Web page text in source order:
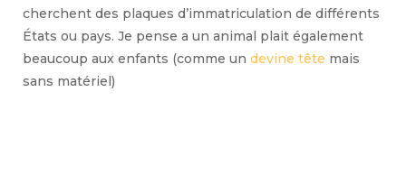
cherchent des plaques d’immatriculation de différents
États ou pays. Je pense a un animal plait également
beaucoup aux enfants (comme un devine tête mais
sans matériel)